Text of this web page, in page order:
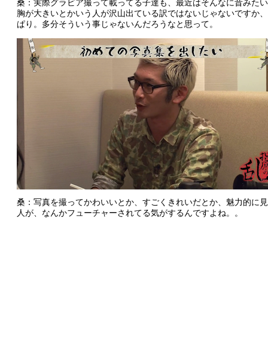
桑：実際グラビア撮って載ってる子達も、最近はそんなに昔みた
胸が大きいとかいう人が沢山出ている訳ではないじゃないですか
ぱり。多分そういう事じゃないんだろうなと思って。
桑：写真を撮ってかわいいとか、すごくきれいだとか、魅力的に
人が、なんかフューチャーされてる気がするんですよね。。